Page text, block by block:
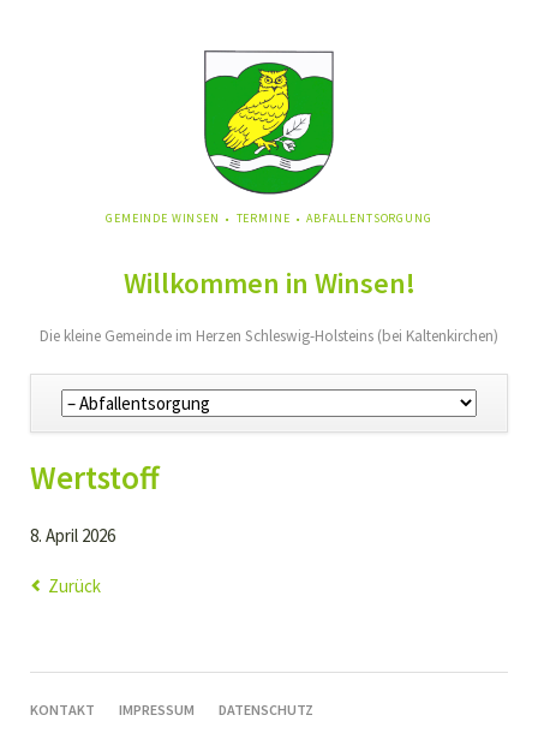
NAVIGATION
GEMEINDE WINSEN TERMINE ABFALLENTSORGUNG
Willkommen in Winsen!
Die kleine Gemeinde im Herzen Schleswig-Holsteins (bei Kaltenkirchen)
Navigation
überspringen
Wertstoff
8. April 2026
Zurück
NAVIGATION
KONTAKT IMPRESSUM
DATENSCHUTZ